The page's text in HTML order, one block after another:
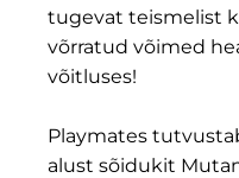
tugevat teismelist
võrratud võimed
võitluses!
Playmates
alust sõidukit